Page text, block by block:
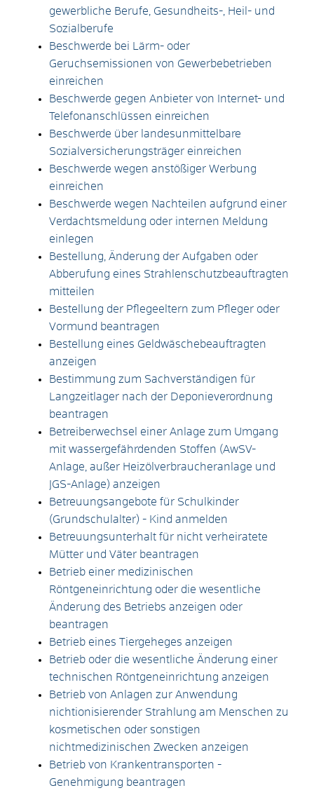
gewerbliche Berufe, Gesundheits-, Heil- und
Sozialberufe
Beschwerde bei Lärm- oder
Geruchsemissionen von Gewerbebetrieben
einreichen
Beschwerde gegen Anbieter von Internet- und
Telefonanschlüssen einreichen
Beschwerde über landesunmittelbare
Sozialversicherungsträger einreichen
Beschwerde wegen anstößiger Werbung
einreichen
Beschwerde wegen Nachteilen aufgrund einer
Verdachtsmeldung oder internen Meldung
einlegen
Bestellung, Änderung der Aufgaben oder
Abberufung eines Strahlenschutzbeauftragten
mitteilen
Bestellung der Pflegeeltern zum Pfleger oder
Vormund beantragen
Bestellung eines Geldwäschebeauftragten
anzeigen
Bestimmung zum Sachverständigen für
Langzeitlager nach der Deponieverordnung
beantragen
Betreiberwechsel einer Anlage zum Umgang
mit wassergefährdenden Stoffen (AwSV-
Anlage, außer Heizölverbraucheranlage und
JGS-Anlage) anzeigen
Betreuungsangebote für Schulkinder
(Grundschulalter) - Kind anmelden
Betreuungsunterhalt für nicht verheiratete
Mütter und Väter beantragen
Betrieb einer medizinischen
Röntgeneinrichtung oder die wesentliche
Änderung des Betriebs anzeigen oder
beantragen
Betrieb eines Tiergeheges anzeigen
Betrieb oder die wesentliche Änderung einer
technischen Röntgeneinrichtung anzeigen
Betrieb von Anlagen zur Anwendung
nichtionisierender Strahlung am Menschen zu
kosmetischen oder sonstigen
nichtmedizinischen Zwecken anzeigen
Betrieb von Krankentransporten -
Genehmigung beantragen